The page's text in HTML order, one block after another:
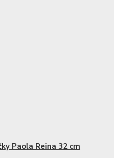
Paola Reina 32 cm